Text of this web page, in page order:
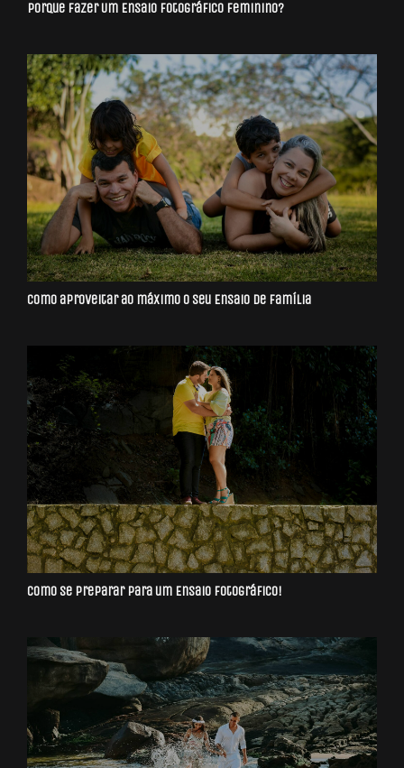
Porque Fazer Um Ensaio Fotográfico Feminino?
Como aproveitar ao máximo o seu Ensaio de Família
Como se preparar para um Ensaio Fotográfico!